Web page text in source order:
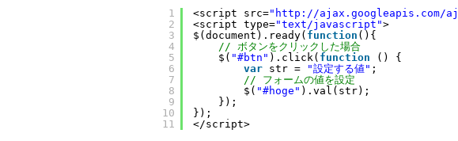
1
2
3
4
5
6
7
8
9
10
11
<script src="http://ajax.googleapis.com/
<script type="text/javascript">
$(document).ready( function (){
// ボタンをクリックした場合
$( "#btn" ).click( function
() {
var str = "設定する値" ;
// フォームの値を設定
$( "#hoge" ).val(str);
});
});
</script>